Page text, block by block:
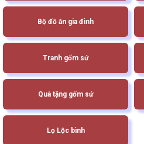
Bộ đồ ăn gia đình
Tranh gốm sứ
Quà tặng gốm sứ
Lọ Lộc bình